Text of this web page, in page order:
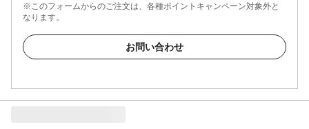
※このフォームからのご注文は、各種ポイントキャンペーン対象外と
なります。
お問い合わせ